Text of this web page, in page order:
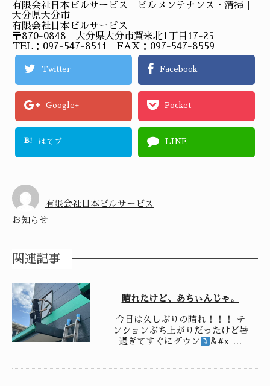
有限会社日本ビルサービス｜ビルメンテナンス・清掃｜
大分県大分市
有限会社日本ビルサービス
〒870-0848 大分県大分市賀来北1丁目17-25
TEL：097-547-8511 FAX：097-547-8559
Twitter Facebook
Google+ Pocket
B! はてブ LINE
有限会社日本ビルサービス
お知らせ
関連記事
晴れたけど、あちぃんじゃ。
今日は久しぶりの晴れ！！！ テ
ンションぶち上がりだったけど暑
過ぎてすぐにダウン
&#x …